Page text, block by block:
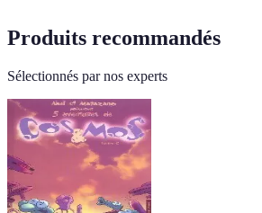
Produits recommandés
Sélectionnés par nos experts